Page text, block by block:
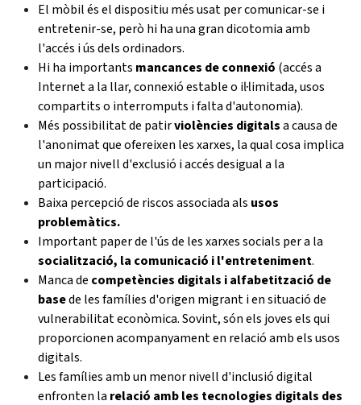
El mòbil és el dispositiu més usat per comunicar-se i
entretenir-se, però hi ha una gran dicotomia amb
l'accés i ús dels ordinadors.
Hi ha importants mancances de connexió (accés a
Internet a la llar, connexió estable o il·limitada, usos
compartits o interromputs i falta d'autonomia).
Més possibilitat de patirviolències digitalsa causa de
l'anonimat que ofereixen les xarxes, la qual cosa implica
un major nivell d'exclusió i accés desigual a la
participació.
Baixa percepció de riscos associada als usos
problemàtics.
Important paper de l'ús de les xarxes socials per a la
socialització, la comunicació i l'entreteniment.
Manca de competències digitals i alfabetització de
basede les famílies d'origen migrant i en situació de
vulnerabilitat econòmica. Sovint, són els joves els qui
proporcionen acompanyament en relació amb els usos
digitals.
Les famílies amb un menor nivell d'inclusió digital
enfronten la relació amb les tecnologies digitals des